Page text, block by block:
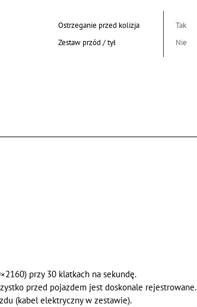
Ostrzeganie przed kolizja
Tak
Zestaw przód / tył
Nie
przy 30 klatkach na sekundę.
przed pojazdem jest doskonale rejestrowane.
(kabel elektryczny w zestawie).